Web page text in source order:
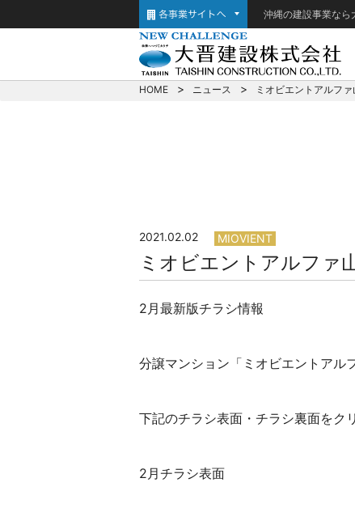
沖縄の建設事業なら
HOME ニュース ミオビエントアルフ
2021.02.02 MIOVIENT
ミオビエントアルファ
2月最新版チラシ情報
分譲マンション「ミオビエントアル
下記のチラシ表面・チラシ裏面をク
2月チラシ表面